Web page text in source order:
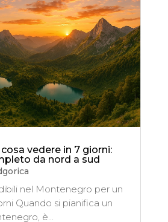
vedere in 7 giorni:
da nord a sud
nel Montenegro per un
Quando si pianifica un
è...